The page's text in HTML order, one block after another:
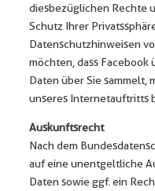
diesbezüglichen Rechte
Schutz Ihrer
Datenschutzhinweisen
möchten, dass
Daten über Sie sammelt,
unseres Internetauftritts
Auskunftsrecht
Nach dem
auf eine unentgeltliche
Daten sowie ggf. ein